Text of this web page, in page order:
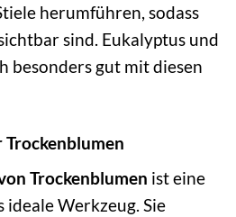
herumführen, sodass
sind. Eukalyptus und
besonders gut mit diesen
Trockenblumen ist eine
Werkzeug. Sie